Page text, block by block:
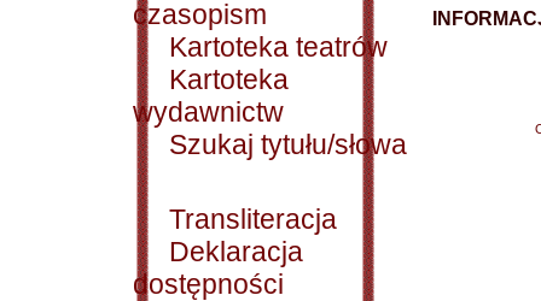
czasopism
Kartoteka teatrów
Kartoteka
wydawnictw
Szukaj tytułu/słowa
Transliteracja
Deklaracja
dostępności